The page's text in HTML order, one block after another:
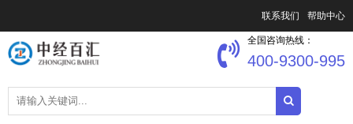
联系我们 帮助中心
全国咨询热线：
400-9300-995